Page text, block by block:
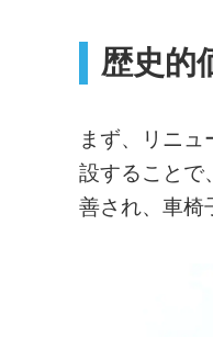
歴史的
まず、リニ
設することで
善され、車椅